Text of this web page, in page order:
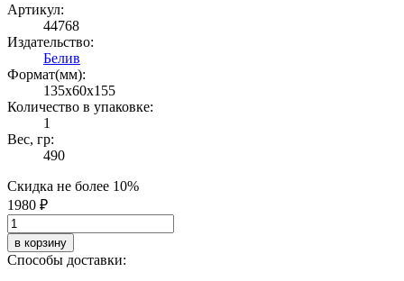
Артикул:
44768
Издательство:
Белив
Формат(мм):
135x60x155
Количество в упаковке:
1
Вес, гр:
490
Скидка не более 10%
1980 ₽
в корзину
Способы доставки: